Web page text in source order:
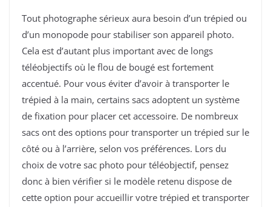
Tout photographe sérieux aura besoin d’un trépied ou
d’un monopode pour stabiliser son appareil photo.
Cela est d’autant plus important avec de longs
téléobjectifs où le flou de bougé est fortement
accentué. Pour vous éviter d’avoir à transporter le
trépied à la main, certains sacs adoptent un système
de fixation pour placer cet accessoire. De nombreux
sacs ont des options pour transporter un trépied sur le
côté ou à l’arrière, selon vos préférences. Lors du
choix de votre sac photo pour téléobjectif, pensez
donc à bien vérifier si le modèle retenu dispose de
cette option pour accueillir votre trépied et transporter